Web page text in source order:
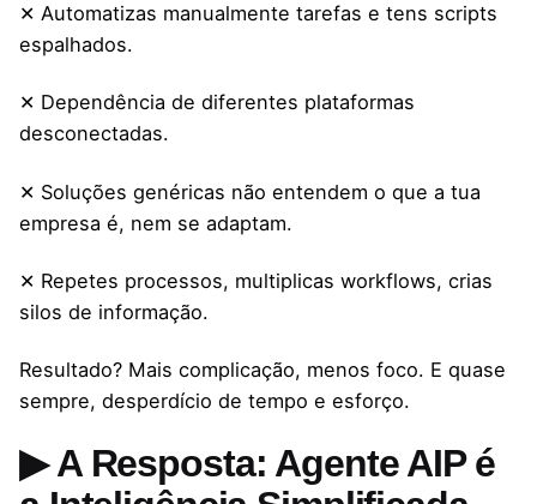
✕ Automatizas manualmente tarefas e tens scripts
espalhados.
✕ Dependência de diferentes plataformas
desconectadas.
✕ Soluções genéricas não entendem o que a tua
empresa é, nem se adaptam.
✕ Repetes processos, multiplicas workflows, crias
silos de informação.
Resultado? Mais complicação, menos foco. E quase
sempre, desperdício de tempo e esforço.
▶ A Resposta: Agente AIP é